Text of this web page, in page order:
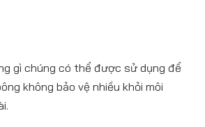
gì chúng có thể được sử dụng để
không bảo vệ nhiều khỏi môi